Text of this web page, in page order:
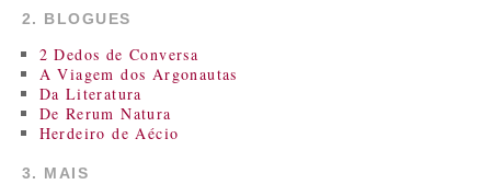
2. BLOGUES
2 Dedos de Conversa
A Viagem dos Argonautas
Da Literatura
De Rerum Natura
Herdeiro de Aécio
3. MAIS